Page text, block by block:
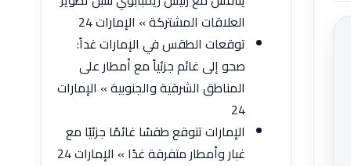
العلاقات المشتركة » الإمارات 24
توقعات الطقس في الإمارات غداً:
صحو إلى غائم جزئياً مع أمطار على
المناطق الشرقية والجنوبية » الإمارات
24
الإمارات تتوقع طقسًا غائمًا جزئيًا مع
غبار وأمطار متفرقة غدًا » الإمارات 24